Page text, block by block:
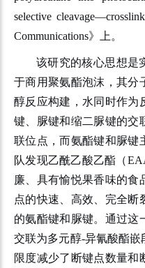
selective
Communications》上。
该研究的核心思想是
于商用聚氨酯泡沫，其分
醇反应构建，水同时作为
键、脲键和缩二脲键的交
联位点，而氨酯键和脲键
队发现乙酰乙酸乙酯（
廉、具有愉悦果香味的食
点的快速、高效、完全断
的氨酯键和脲键。通过这
交联为多元醇-异氰酸酯
限度减少了断键点数量和